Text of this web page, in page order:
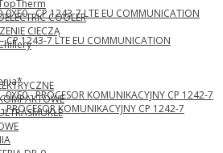
COOLER
CIECZĄ
CP 1243-7 LTE EU COMMUNICATION
KOMUNIKACYJNY CP 1242-7